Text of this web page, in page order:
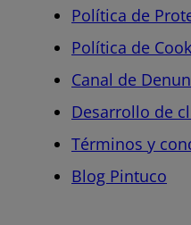
Política de
Política de
Canal de
Desarrollo de
Términos y
Blog Pintuco